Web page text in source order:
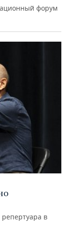
форум
репертуара в